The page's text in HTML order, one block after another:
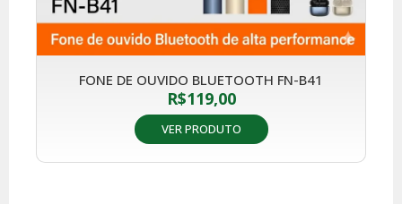
FONE DE OUVIDO BLUETOOTH FN-B41
R$119,00
VER PRODUTO